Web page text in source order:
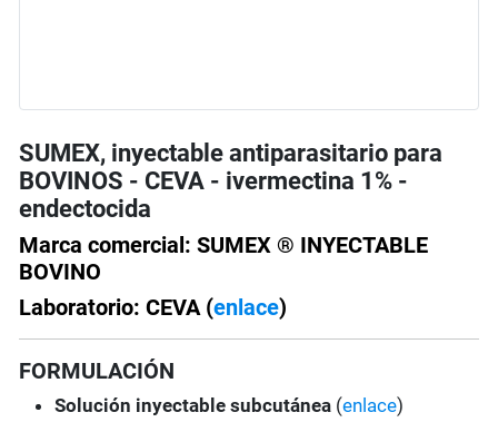
SUMEX, inyectable antiparasitario para
BOVINOS - CEVA - ivermectina 1% -
endectocida
Marca comercial: SUMEX ® INYECTABLE
BOVINO
Laboratorio: CEVA (enlace)
FORMULACIÓN
Solución inyectable subcutánea (enlace)